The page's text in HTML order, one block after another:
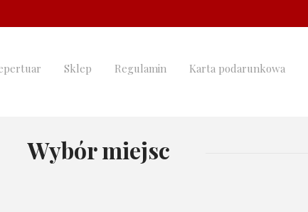
Sklep Regulamin Karta podarunkowa
Wybór miejsc